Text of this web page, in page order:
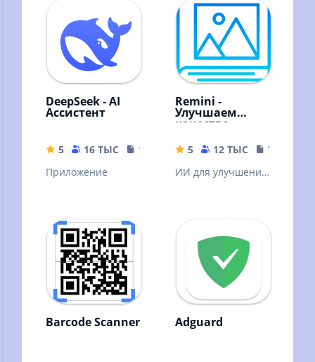
DeepSeek - AI
Ассистент
5 16 ТЫС
16.44 MB
Приложение
Remini -
Улучшаем
качество
5 12 ТЫС
79.19 MB
ИИ для улучшения
Barcode Scanner Adguard